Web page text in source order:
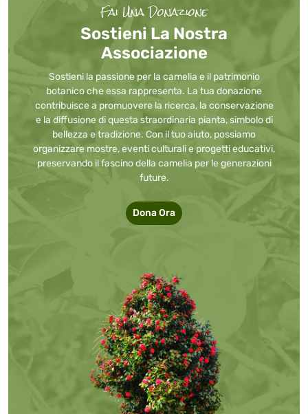
Fai Una Donazione
Sostieni La Nostra
Associazione
Sostieni la passione per la camelia e il patrimonio
botanico che essa rappresenta. La tua donazione
contribuisce a promuovere la ricerca, la conservazione
e la diffusione di questa straordinaria pianta, simbolo di
bellezza e tradizione. Con il tuo aiuto, possiamo
organizzare mostre, eventi culturali e progetti educativi,
preservando il fascino della camelia per le generazioni
future.
Dona Ora